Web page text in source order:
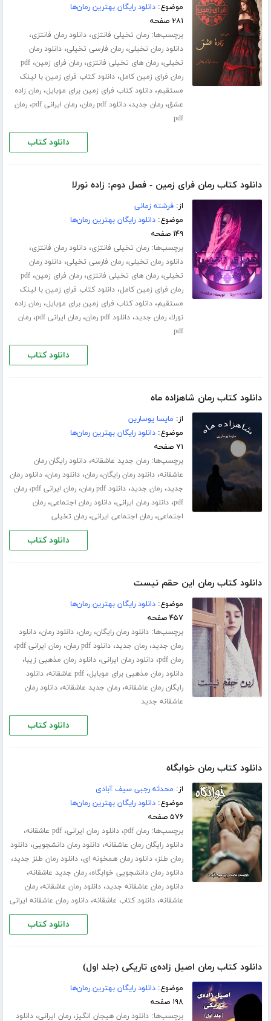
موضوع:دانلود رایگان بهترین رمان‌ها
۲۸۱ صفحه
برچسب‌ها:رمان تخیلی فانتزی،دانلود رمان فانتزی،
دانلود رمان تخیلی،رمان فارسی تخیلی،دانلود رمان
تخیلی،رمان های تخیلی فانتزی،رمان فرای زمین،pdf
رمان فرای زمین کامل،دانلود کتاب فرای زمین با لینک
مستقیم،دانلود کتاب فرای زمین برای موبایل،رمان زاده
عشق،رمان جدید،دانلود pdf رمان ،رمان ایرانی pdf ،رمان
pdf
دانلود کتاب
دانلود کتاب رمان فرای زمین - فصل دوم: زاده نورلا
از:فرشته زمانی
موضوع:دانلود رایگان بهترین رمان‌ها
۱۴۹ صفحه
برچسب‌ها:رمان تخیلی فانتزی،دانلود رمان فانتزی،
دانلود رمان تخیلی،رمان فارسی تخیلی،دانلود رمان
تخیلی،رمان های تخیلی فانتزی،رمان فرای زمین،pdf
رمان فرای زمین کامل،دانلود کتاب فرای زمین با لینک
مستقیم،دانلود کتاب فرای زمین برای موبایل،رمان زاده
نورلا،رمان جدید،دانلود pdf رمان ،رمان ایرانی pdf ،رمان
pdf
دانلود کتاب
دانلود کتاب رمان شاهزاده ماه
از: مایسا یوسارین
موضوع:دانلود رایگان بهترین رمان‌ها
۷۱ صفحه
برچسب‌ها:رمان جدید عاشقانه،دانلود رایگان رمان
عاشقانه،دانلود رمان رایگان،رمان،دانلود رمان،دانلود رمان
جدید،رمان جدید،دانلود pdf رمان ،رمان ایرانی pdf ،رمان
pdf،دانلود رمان ایرانی،دانلود رمان اجتماعی،رمان
اجتماعی،رمان اجتماعی ایرانی،رمان تخیلی
دانلود کتاب
دانلود کتاب رمان این حقم نیست
موضوع:دانلود رایگان بهترین رمان‌ها
۴۵۷ صفحه
برچسب‌ها:دانلود رمان رایگان،رمان،دانلود رمان،دانلود
رمان جدید،رمان جدید،دانلود pdf رمان ،رمان ایرانی pdf ،
رمان pdf ،دانلود رمان ایرانی،دانلود رمان مذهبی زیبا،
دانلود رمان مذهبی برای موبایل،pdf عاشقانه ،دانلود
رایگان رمان عاشقانه،رمان جدید عاشقانه،دانلود رمان
عاشقانه جدید
دانلود کتاب
دانلود کتاب رمان خوابگاه
از: محدثه رجبی سیف آبادی
موضوع:دانلود رایگان بهترین رمان‌ها
۵۷۶ صفحه
برچسب‌ها:رمان pdf ،دانلود رمان ایرانی،pdf عاشقانه ،
دانلود رایگان رمان عاشقانه،دانلود رمان دانشجویی،دانلود
رمان طنز،دانلود رمان همخونه ای،دانلود رمان طنز جدید،
دانلود رمان دانشجویی خوابگاه،رمان جدید عاشقانه،
دانلود رمان عاشقانه جدید،دانلود رمان عاشقانه،رمان
عاشقانه،دانلود کتاب عاشقانه،دانلود رمان عاشقانه ایرانی
دانلود کتاب
دانلود کتاب رمان اصیل زاده‌ی تاریکی (جلد اول)
موضوع:دانلود رایگان بهترین رمان‌ها
۱۹۸ صفحه
برچسب‌ها:دانلود رمان هیجان انگیز،رمان ایرانی،دانلود